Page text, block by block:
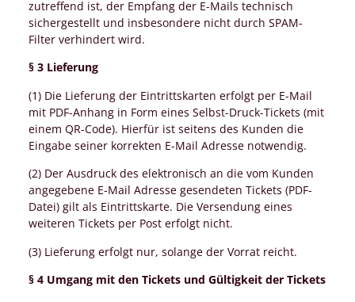
zutreffend ist, der Empfang der E-Mails technisch
sichergestellt und insbesondere nicht durch SPAM-
Filter verhindert wird.
§ 3 Lieferung
(1) Die Lieferung der Eintrittskarten erfolgt per E-Mail
mit PDF-Anhang in Form eines Selbst-Druck-Tickets (mit
einem QR-Code). Hierfür ist seitens des Kunden die
Eingabe seiner korrekten E-Mail Adresse notwendig.
(2) Der Ausdruck des elektronisch an die vom Kunden
angegebene E-Mail Adresse gesendeten Tickets (PDF-
Datei) gilt als Eintrittskarte. Die Versendung eines
weiteren Tickets per Post erfolgt nicht.
(3) Lieferung erfolgt nur, solange der Vorrat reicht.
§ 4 Umgang mit den Tickets und Gültigkeit der Tickets